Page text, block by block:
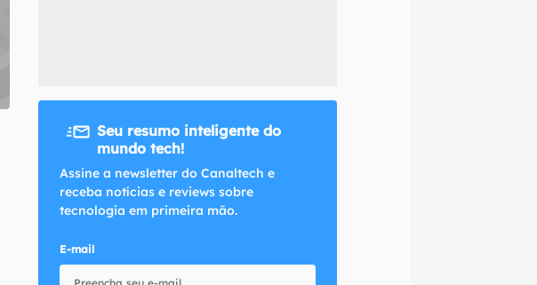
Seu resumo inteligente do
mundo tech!
Assine a newsletter do Canaltech e
receba notícias e reviews sobre
tecnologia em primeira mão.
E-mail